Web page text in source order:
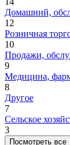
Домашний,
12
Розничная
10
Продажи,
9
Медицина,
8
Другое
7
Сельское
3
Посмотреть все